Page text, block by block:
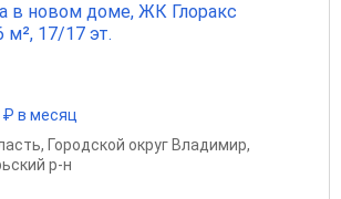
в новом доме, ЖК Глоракс
м², 17/17 эт.
₽ в месяц
, Городской округ Владимир,
р-н